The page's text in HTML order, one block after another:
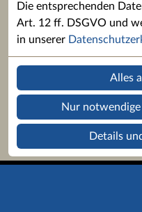
Die entsprechenden
Art. 12 ff. DSGVO und
in unserer
Alles
Nur
Details